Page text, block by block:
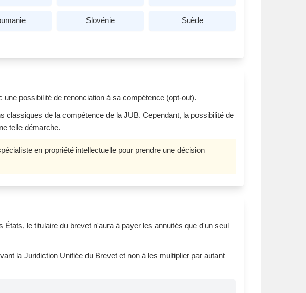
Slovénie Suède
possibilité de renonciation à sa compétence (opt-out).
de la compétence de la JUB. Cependant, la possibilité de
telle démarche.
en propriété intellectuelle pour prendre une décision
le titulaire du brevet n'aura à payer les annuités que d'un seul
la Juridiction Unifiée du Brevet et non à les multiplier par autant